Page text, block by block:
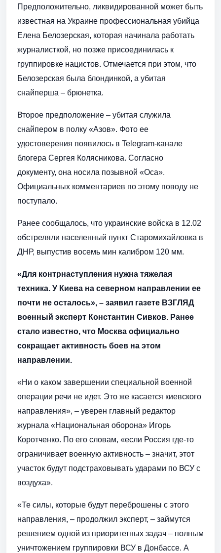
Предположительно, ликвидированной может быть
известная на Украине профессиональная убийца
Елена Белозерская, которая начинала работать
журналисткой, но позже присоединилась к
группировке нацистов. Отмечается при этом, что
Белозерская была блондинкой, а убитая
снайперша – брюнетка.
Второе предположение – убитая служила
снайпером в полку «Азов». Фото ее
удостоверения появилось в Telegram-канале
блогера Сергея Колясникова. Согласно
документу, она носила позывной «Оса».
Официальных комментариев по этому поводу не
поступало.
Ранее сообщалось, что украинские войска в 12.02
обстреляли населенный пункт Старомихайловка в
ДНР, выпустив восемь мин калибром 120 мм.
«Для контрнаступления нужна тяжелая
техника. У Киева на северном направлении ее
почти не осталось», – заявил газете ВЗГЛЯД
военный эксперт Константин Сивков. Ранее
стало известно, что Москва официально
сокращает активность боев на этом
направлении.
«Ни о каком завершении специальной военной
операции речи не идет. Это же касается киевского
направления», – уверен главный редактор
журнала «Национальная оборона» Игорь
Коротченко. По его словам, «если Россия где-то
ограничивает военную активность – значит, этот
участок будут подстраховывать ударами по ВСУ с
воздуха».
«Те силы, которые будут переброшены с этого
направления, – продолжил эксперт, – займутся
решением одной из приоритетных задач – полным
уничтожением группировки ВСУ в Донбассе. А